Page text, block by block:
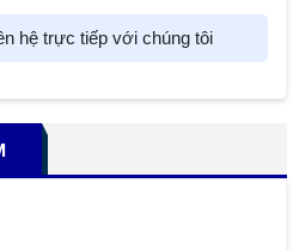
hệ trực tiếp với chúng tôi